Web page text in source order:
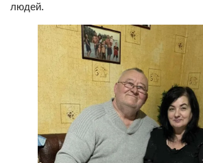
людей.